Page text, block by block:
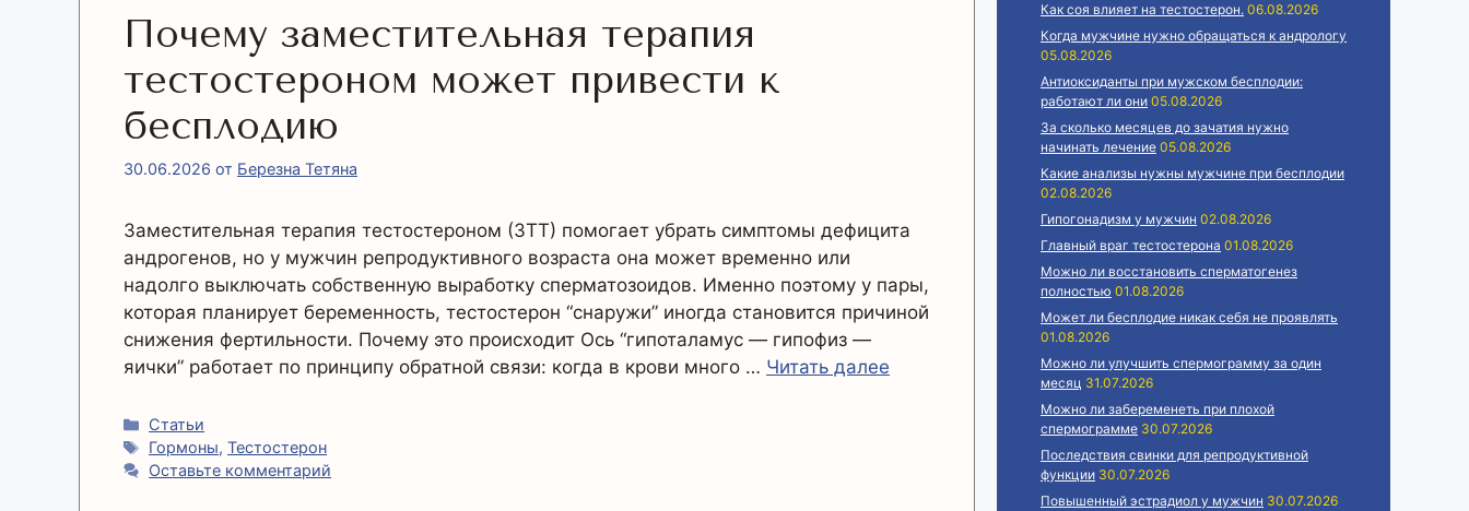
Почему заместительная терапия
тестостероном может привести к
бесплодию
30.06.2026 от Березна Тетяна
Заместительная терапия тестостероном (ЗТТ) помогает убрать симптомы дефицита
андрогенов, но у мужчин репродуктивного возраста она может временно или
надолго выключать собственную выработку сперматозоидов. Именно поэтому у пары,
которая планирует беременность, тестостерон “снаружи” иногда становится причиной
снижения фертильности. Почему это происходит Ось “гипоталамус — гипофиз —
яички” работает по принципу обратной связи: когда в крови много … Читать далее
Рубрики
Статьи
Метки
Гормоны,Тестостерон
Оставьте комментарий
Как соя влияет на тестостерон. 06.08.2026
Когда мужчине нужно обращаться к андрологу
05.08.2026
Антиоксиданты при мужском бесплодии:
работают ли они 05.08.2026
За сколько месяцев до зачатия нужно
начинать лечение 05.08.2026
Какие анализы нужны мужчине при бесплодии
02.08.2026
Гипогонадизм у мужчин 02.08.2026
Главный враг тестостерона 01.08.2026
Можно ли восстановить сперматогенез
полностью 01.08.2026
Может ли бесплодие никак себя не проявлять
01.08.2026
Можно ли улучшить спермограмму за один
месяц 31.07.2026
Можно ли забеременеть при плохой
спермограмме 30.07.2026
Последствия свинки для репродуктивной
функции 30.07.2026
Повышенный эстрадиол у мужчин 30.07.2026